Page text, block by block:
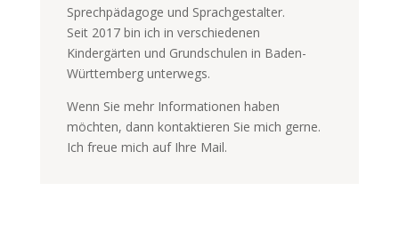
Sprechpädagoge und Sprachgestalter.
Seit 2017 bin ich in verschiedenen
Kindergärten und Grundschulen in Baden-
Württemberg unterwegs.
Wenn Sie mehr Informationen haben
möchten, dann kontaktieren Sie mich gerne.
Ich freue mich auf Ihre Mail.